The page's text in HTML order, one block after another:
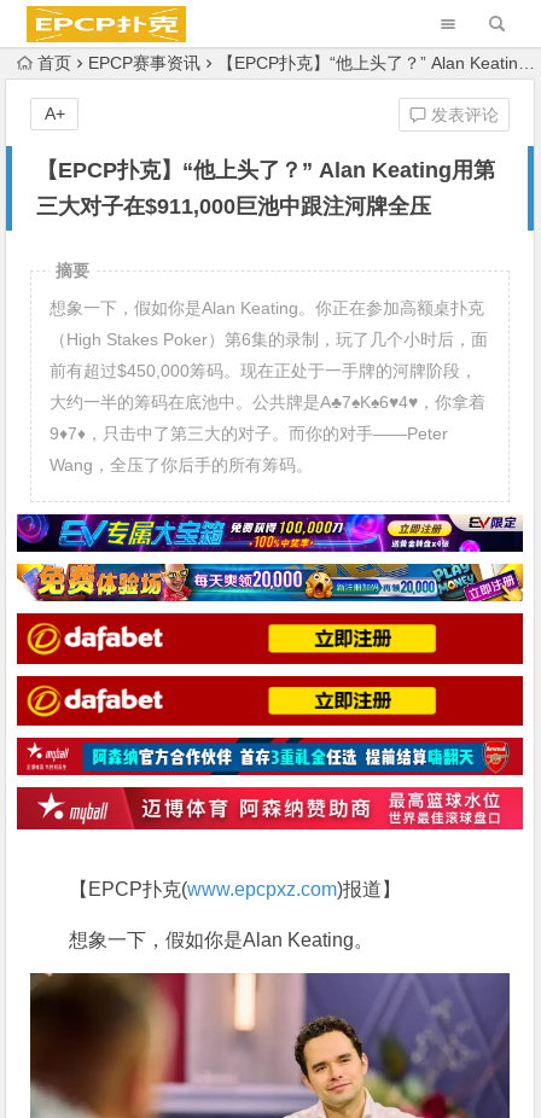
首页 EPCP赛事资讯 【EPCP扑克】“他上头了？” Alan Keating用第三大对子在$911,000巨池中跟注河牌全压
【EPCP扑克】“他上头了？” Alan Keating用第
三大对子在$911,000巨池中跟注河牌全压
发表评论
A+
摘要
想象一下，假如你是Alan Keating。你正在参加高额桌扑克
（High Stakes Poker）第6集的录制，玩了几个小时后，面
前有超过$450,000筹码。现在正处于一手牌的河牌阶段，
大约一半的筹码在底池中。公共牌是A♣7♠K♠6♥4♥，你拿着
9♦7♦，只击中了第三大的对子。而你的对手——Peter
Wang，全压了你后手的所有筹码。
【EPCP扑克(www.epcpxz.com)报道】
想象一下，假如你是Alan Keating。